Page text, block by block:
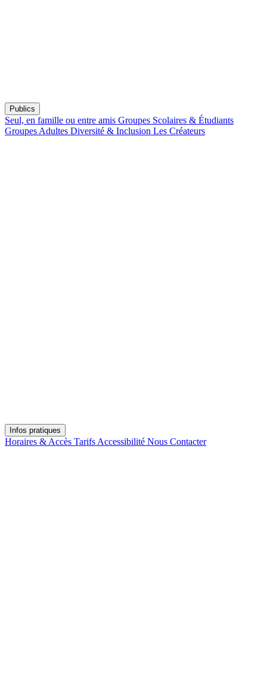
Publics
Seul, en famille ou entre amis Groupes Scolaires & Étudiants
Groupes Adultes Diversité & Inclusion Les Créateurs
Infos pratiques
Horaires & Accès Tarifs Accessibilité Nous Contacter